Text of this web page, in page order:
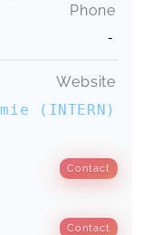
Phone
-
Website
(INTERN)
Contact
Contact